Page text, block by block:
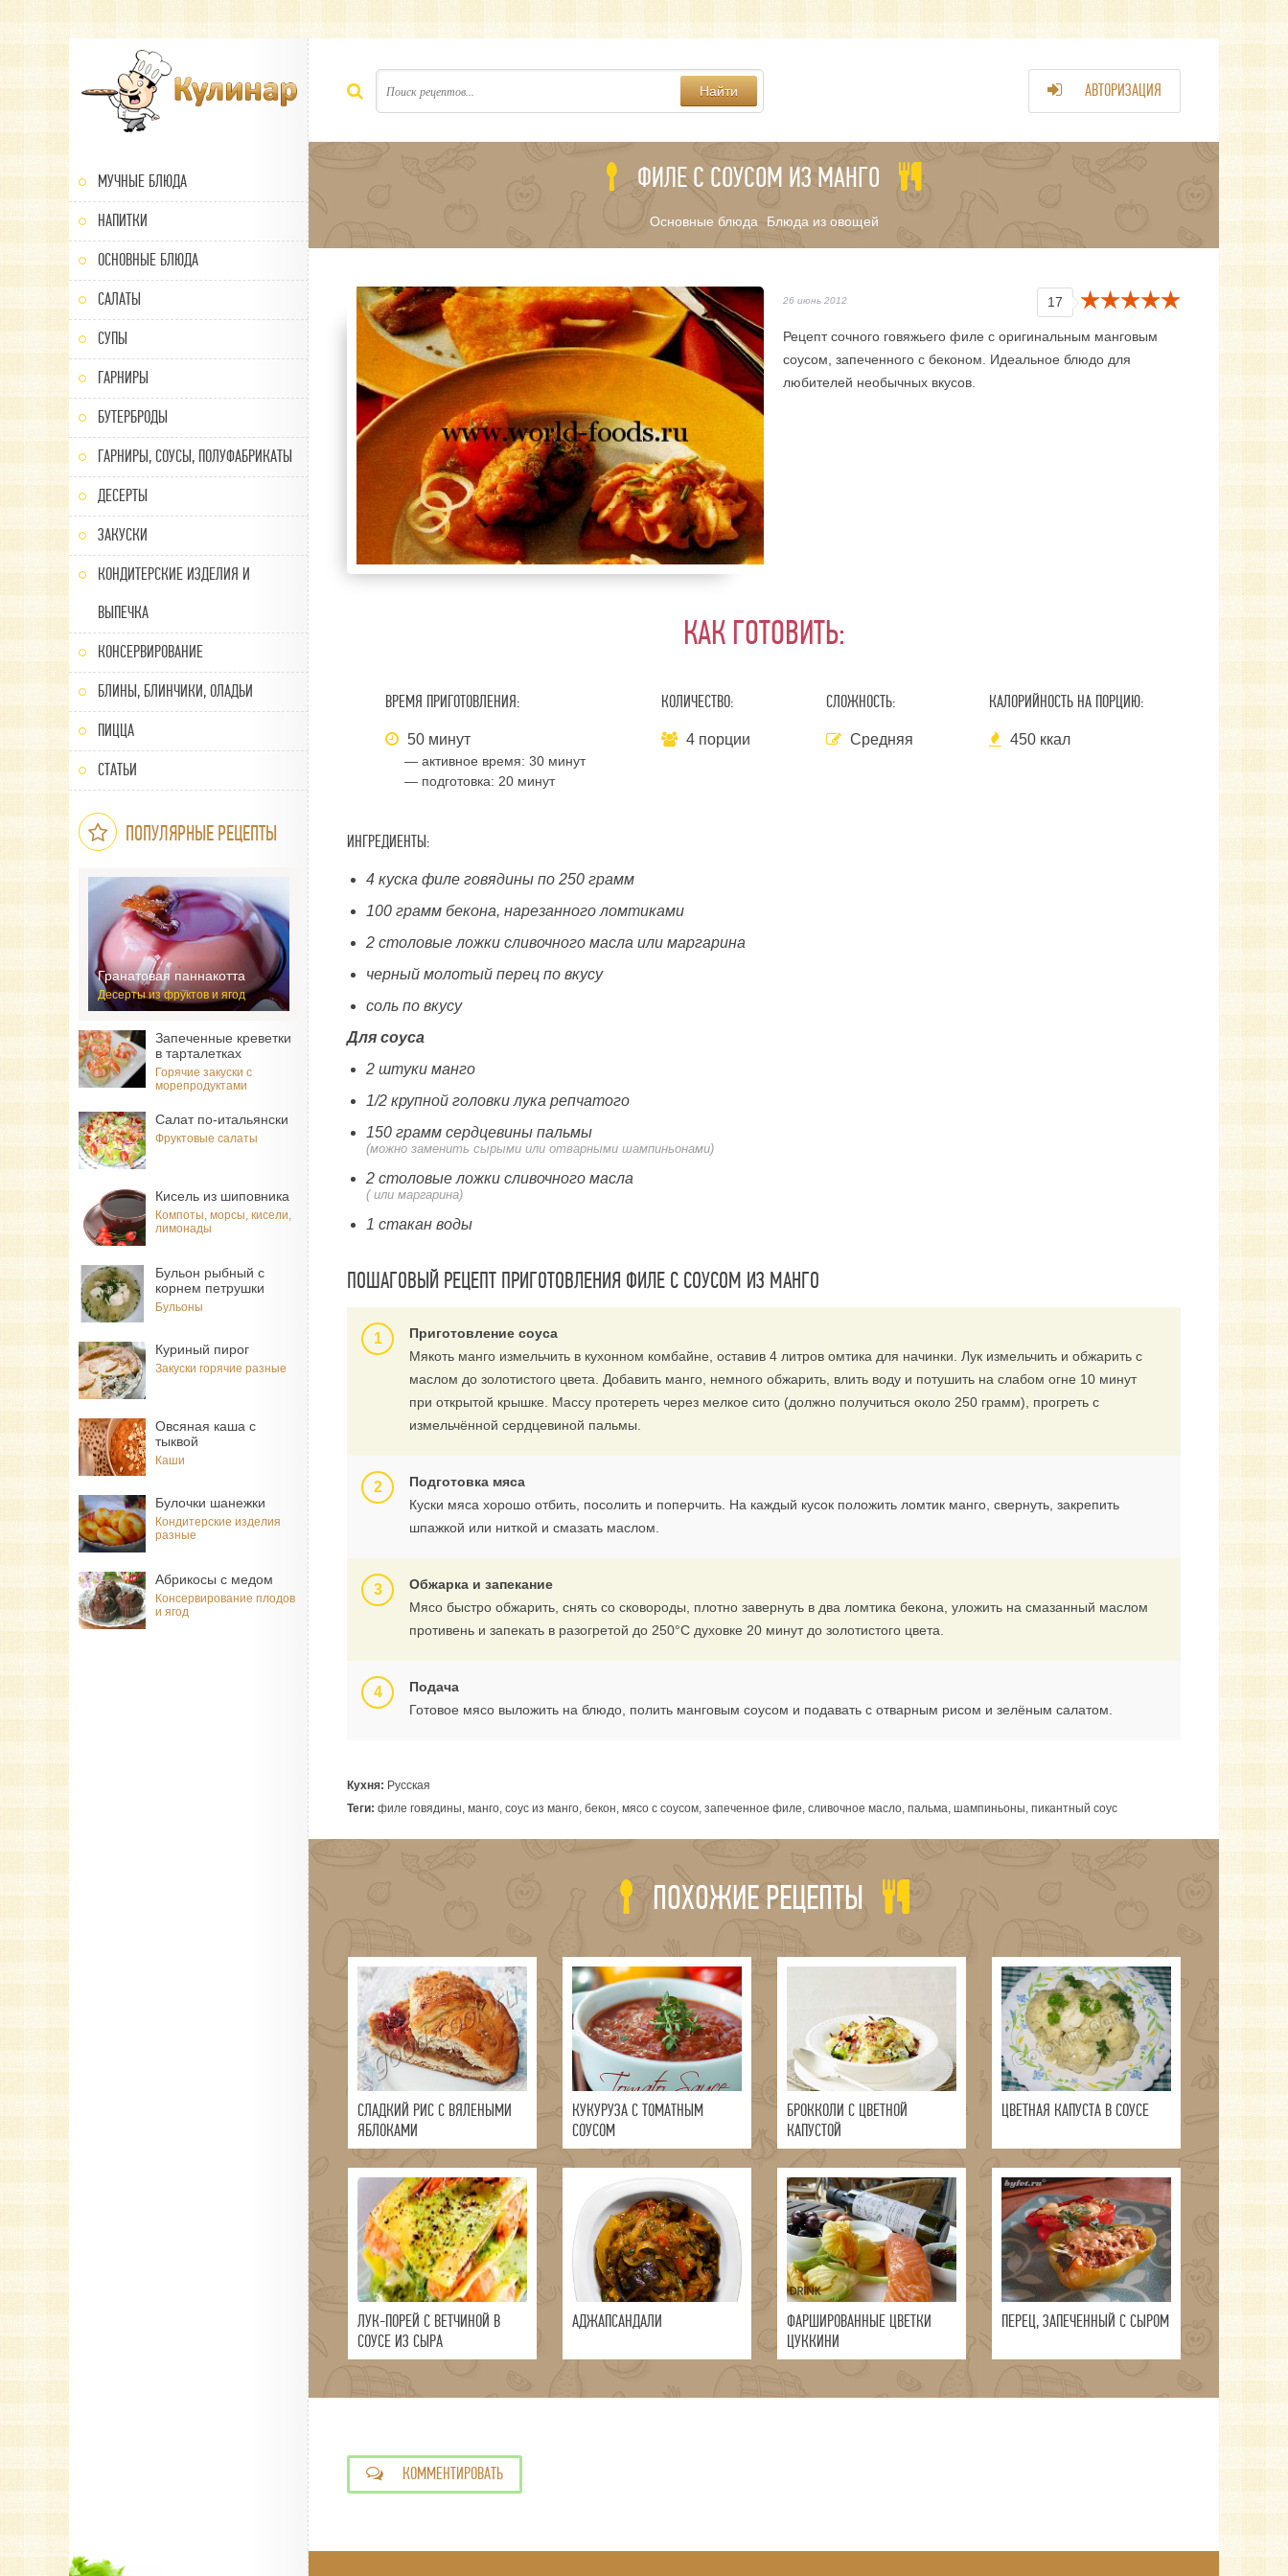
МУЧНЫЕ БЛЮДА
НАПИТКИ
ОСНОВНЫЕ БЛЮДА
САЛАТЫ
СУПЫ
ГАРНИРЫ
БУТЕРБРОДЫ
ГАРНИРЫ, СОУСЫ, ПОЛУФАБРИКАТЫ
ДЕСЕРТЫ
ЗАКУСКИ
КОНДИТЕРСКИЕ ИЗДЕЛИЯ И
ВЫПЕЧКА
КОНСЕРВИРОВАНИЕ
БЛИНЫ, БЛИНЧИКИ, ОЛАДЬИ
ПИЦЦА
СТАТЬИ
ПОПУЛЯРНЫЕ РЕЦЕПТЫ
Гранатовая паннакотта
Десерты из фруктов и ягод
Запеченные креветки
в тарталетках
Горячие закуски с
морепродуктами
Салат по-итальянски
Фруктовые салаты
Кисель из шиповника
Компоты, морсы, кисели,
лимонады
Бульон рыбный с
корнем петрушки
Бульоны
Куриный пирог
Закуски горячие разные
Овсяная каша с
тыквой
Каши
Булочки шанежки
Кондитерские изделия
разные
Абрикосы с медом
Консервирование плодов
и ягод
Найти АВТОРИЗАЦИЯ
ФИЛЕ С СОУСОМ ИЗ МАНГО
Основные блюда/ Блюда из овощей
26 июнь 2012 17
Рецепт сочного говяжьего филе с оригинальным манговым
соусом, запеченного с беконом. Идеальное блюдо для
любителей необычных вкусов.
КАК ГОТОВИТЬ:
ВРЕМЯ ПРИГОТОВЛЕНИЯ:
50 минут
— активное время: 30 минут
— подготовка: 20 минут
КОЛИЧЕСТВО:
4 порции
СЛОЖНОСТЬ:
Средняя
КАЛОРИЙНОСТЬ НА ПОРЦИЮ:
450 ккал
ИНГРЕДИЕНТЫ:
4 куска филе говядины по 250 грамм
100 грамм бекона, нарезанного ломтиками
2 столовые ложки сливочного масла или маргарина
черный молотый перец по вкусу
соль по вкусу
Для соуса
2 штуки манго
1/2 крупной головки лука репчатого
150 грамм сердцевины пальмы
(можно заменить сырыми или отварными шампиньонами)
2 столовые ложки сливочного масла
( или маргарина)
1 стакан воды
ПОШАГОВЫЙ РЕЦЕПТ ПРИГОТОВЛЕНИЯ ФИЛЕ С СОУСОМ ИЗ МАНГО
Приготовление соуса
Мякоть манго измельчить в кухонном комбайне, оставив 4 литров омтика для начинки. Лук измельчить и обжарить с
маслом до золотистого цвета. Добавить манго, немного обжарить, влить воду и потушить на слабом огне 10 минут
при открытой крышке. Массу протереть через мелкое сито (должно получиться около 250 грамм), прогреть с
измельчённой сердцевиной пальмы.
Подготовка мяса
Куски мяса хорошо отбить, посолить и поперчить. На каждый кусок положить ломтик манго, свернуть, закрепить
шпажкой или ниткой и смазать маслом.
Обжарка и запекание
Мясо быстро обжарить, снять со сковороды, плотно завернуть в два ломтика бекона, уложить на смазанный маслом
противень и запекать в разогретой до 250°C духовке 20 минут до золотистого цвета.
Подача
Готовое мясо выложить на блюдо, полить манговым соусом и подавать с отварным рисом и зелёным салатом.
Кухня: Русская
Теги: филе говядины, манго, соус из манго, бекон, мясо с соусом, запеченное филе, сливочное масло, пальма, шампиньоны, пикантный соус
ПОХОЖИЕ РЕЦЕПТЫ
СЛАДКИЙ РИС С ВЯЛЕНЫМИ
ЯБЛОКАМИ
КУКУРУЗА С ТОМАТНЫМ
СОУСОМ
БРОККОЛИ С ЦВЕТНОЙ
КАПУСТОЙ
ЦВЕТНАЯ КАПУСТА В СОУСЕ
ЛУК-ПОРЕЙ С ВЕТЧИНОЙ В
СОУСЕ ИЗ СЫРА
АДЖАПСАНДАЛИ
ФАРШИРОВАННЫЕ ЦВЕТКИ
ЦУККИНИ
ПЕРЕЦ, ЗАПЕЧЕННЫЙ С СЫРОМ
КОММЕНТИРОВАТЬ